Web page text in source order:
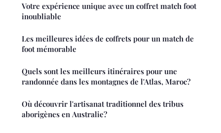
Votre expérience unique avec un coffret match foot
inoubliable
Les meilleures idées de coffrets pour un match de
foot mémorable
Quels sont les meilleurs itinéraires pour une
randonnée dans les montagnes de l'Atlas, Maroc?
Où découvrir l'artisanat traditionnel des tribus
aborigènes en Australie?